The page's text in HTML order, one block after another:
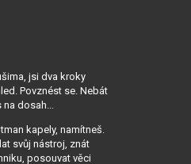
jsi dva kroky
Povznést se. Nebát
dosah...
kapely, namítneš.
svůj nástroj, znát
posouvat věci